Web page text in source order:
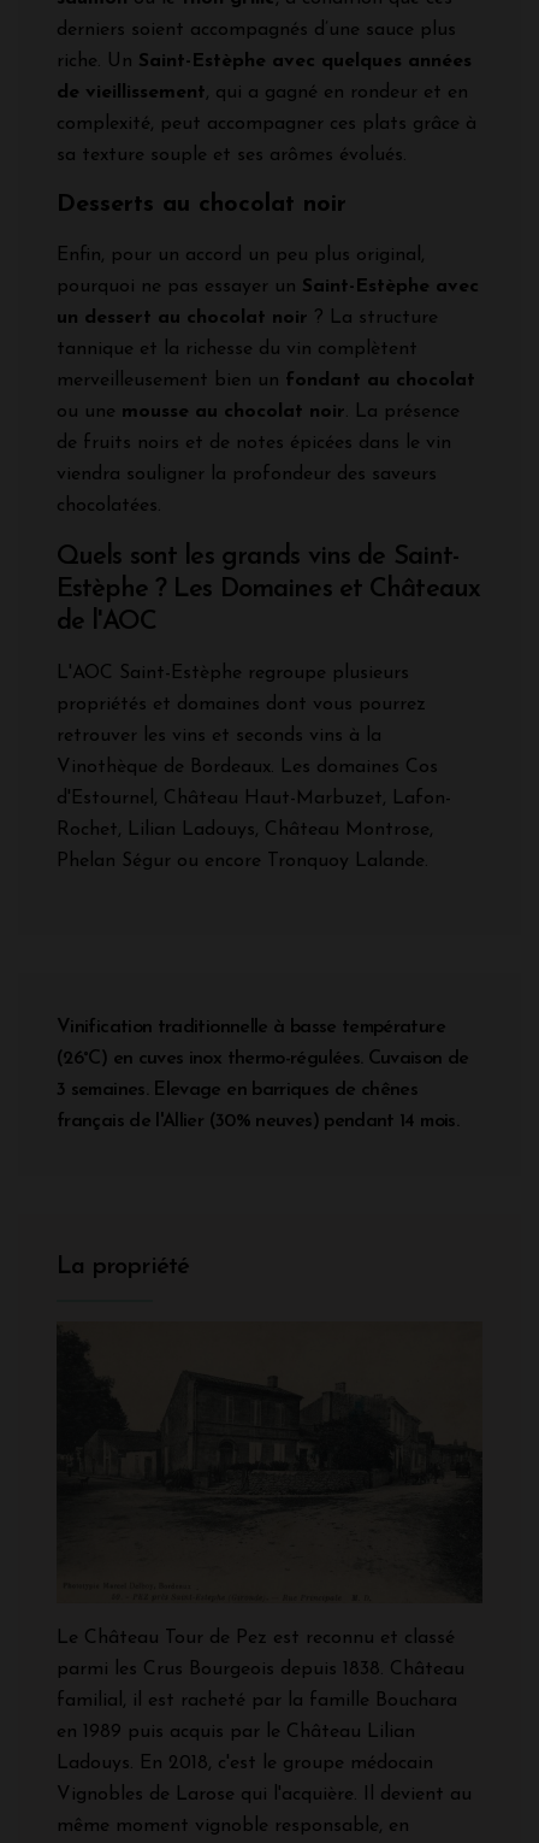
derniers soient accompagnés d’une sauce plus
riche. Un Saint-Estèphe avec quelques années
de vieillissement, qui a gagné en rondeur et en
complexité, peut accompagner ces plats grâce à
sa texture souple et ses arômes évolués.
Desserts au chocolat noir
Enfin, pour un accord un peu plus original,
pourquoi ne pas essayer un Saint-Estèphe avec
un dessert au chocolat noir ? La structure
tannique et la richesse du vin complètent
merveilleusement bien un fondant au chocolat
ou une mousse au chocolat noir. La présence
de fruits noirs et de notes épicées dans le vin
viendra souligner la profondeur des saveurs
chocolatées.
Quels sont les grands vins de Saint-
Estèphe ? Les Domaines et Châteaux
de l'AOC
L'AOC Saint-Estèphe regroupe plusieurs
propriétés et domaines dont vous pourrez
retrouver les vins et seconds vins à la
Vinothèque de Bordeaux. Les domaines Cos
d'Estournel, Château Haut-Marbuzet, Lafon-
Rochet, Lilian Ladouys, Château Montrose,
Phelan Ségur ou encore Tronquoy Lalande.
Vinification traditionnelle à basse température
(26°C) en cuves inox thermo-régulées. Cuvaison de
3 semaines. Elevage en barriques de chênes
français de l'Allier (30% neuves) pendant 14 mois.
La propriété
Le Château Tour de Pez est reconnu et classé
parmi les Crus Bourgeois depuis 1838. Château
familial, il est racheté par la famille Bouchara
en 1989 puis acquis par le Château Lilian
Ladouys. En 2018, c'est le groupe médocain
Vignobles de Larose qui l'acquière. Il devient au
même moment vignoble responsable, en